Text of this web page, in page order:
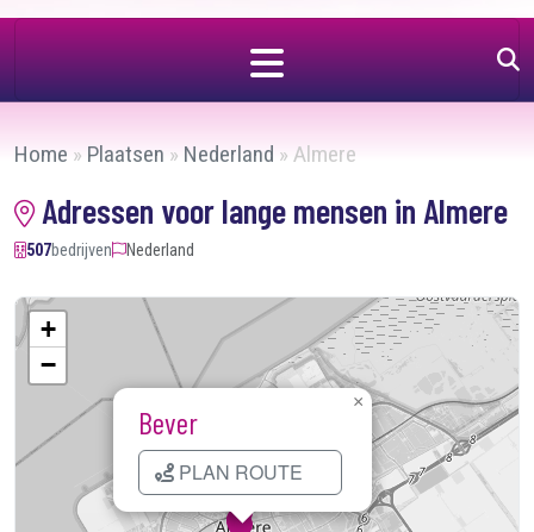
Home » Plaatsen » Nederland » Almere
Adressen voor lange mensen in Almere
507bedrijven Nederland
Bever
PLAN ROUTE
×
+
−